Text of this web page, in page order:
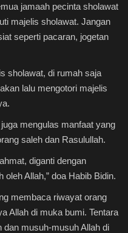
jamaah pecinta sholawat
majelis sholawat. Jangan
seperti pacaran, jogetan
sholawat, di rumah saja
lalu mengotori majelis
mengulas manfaat yang
saleh dan Rasulullah.
diganti dengan
oleh Allah,” doa Habib Bidin.
membaca riwayat orang
Allah di muka bumi. Tentara
dan musuh-musuh Allah di